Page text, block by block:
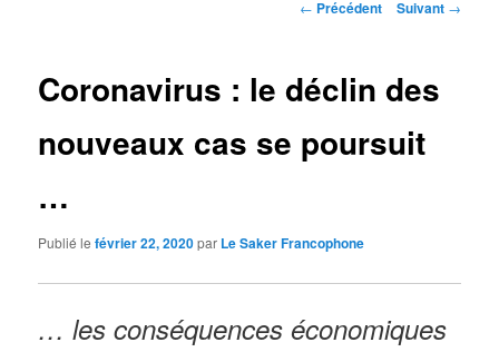
Navigation
← Précédent Suivant →
Coronavirus : le déclin des
nouveaux cas se poursuit
…
Publié lefévrier 22, 2020par Le Saker Francophone
… les conséquences économiques